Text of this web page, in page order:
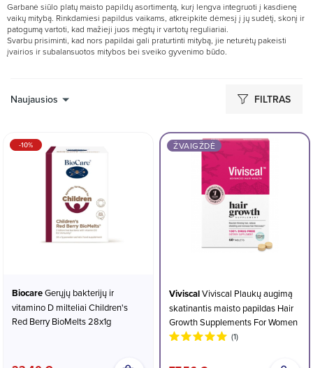
Garbanė siūlo platų maisto papildų asortimentą, kurį lengva integruoti į kasdienę
vaikų mitybą. Rinkdamiesi papildus vaikams, atkreipkite dėmesį į jų sudėtį, skonį ir
patogumą vartoti, kad mažieji juos mėgtų ir vartotų reguliariai.
Svarbu prisiminti, kad nors papildai gali praturtinti mitybą, jie neturėtų pakeisti
įvairios ir subalansuotos mitybos bei sveiko gyvenimo būdo.
Naujausios FILTRAS
Biocare
vitamino D milteliai Children's
Red Berry BioMelts 28x1g
-10%
Viviscal
skatinantis maisto papildas Hair
Growth Supplements For Women
(1)
ŽVAIGŽDĖ